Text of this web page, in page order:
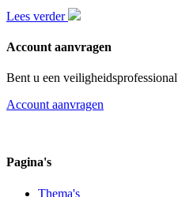
Lees verder
Account aanvragen
Bent u een
Account aanvragen
Pagina's
Thema's